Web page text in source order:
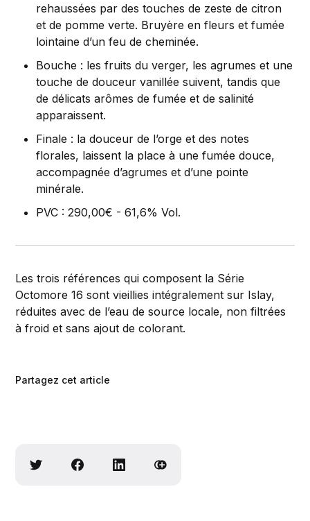
rehaussées par des touches de zeste de citron
et de pomme verte. Bruyère en fleurs et fumée
lointaine d’un feu de cheminée.
Bouche : les fruits du verger, les agrumes et une
touche de douceur vanillée suivent, tandis que
de délicats arômes de fumée et de salinité
apparaissent.
Finale : la douceur de l’orge et des notes
florales, laissent la place à une fumée douce,
accompagnée d’agrumes et d’une pointe
minérale.
PVC : 290,00€ - 61,6% Vol.
Les trois références qui composent la Série
Octomore 16 sont vieillies intégralement sur Islay,
réduites avec de l’eau de source locale, non filtrées
à froid et sans ajout de colorant.
Partagez cet article